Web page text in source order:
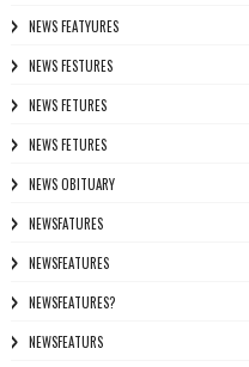
NEWS FEATYURES
NEWS FESTURES
NEWS FETURES
NEWS FETURES
NEWS OBITUARY
NEWSFATURES
NEWSFEATURES
NEWSFEATURES?
NEWSFEATURS